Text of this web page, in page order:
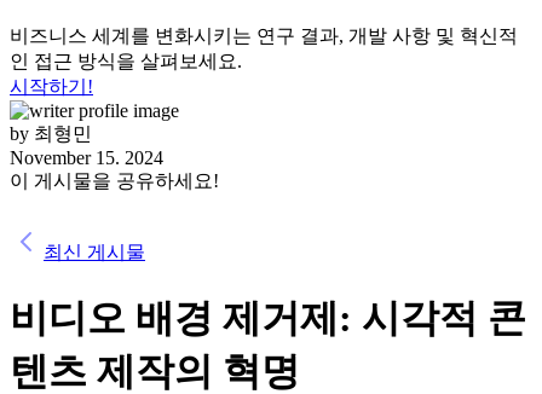
비즈니스 세계를 변화시키는 연구 결과, 개발 사항 및 혁신적
인 접근 방식을 살펴보세요.
시작하기!
by 최형민
November 15. 2024
이 게시물을 공유하세요!
최신 게시물
비디오 배경 제거제: 시각적 콘
텐츠 제작의 혁명